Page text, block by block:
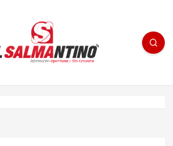
- medios/noticias/editorial